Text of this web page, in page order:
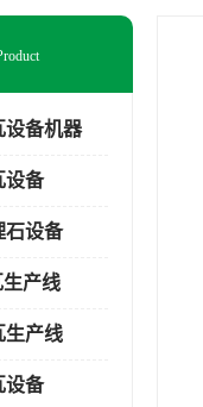
设备机器
设备
石设备
产线
生产线
设备